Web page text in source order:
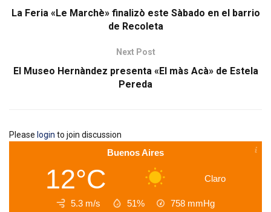
La Feria «Le Marchè» finalizò este Sàbado en el barrio
de Recoleta
Next Post
El Museo Hernàndez presenta «El màs Acà» de Estela
Pereda
Please login to join discussion
Buenos Aires
12°C Claro
5.3 m/s 51% 758 mmHg